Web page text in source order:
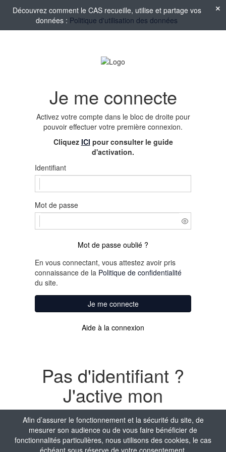
Afin d’assurer le fonctionnement et la sécurité du site, de
mesurer son audience ou de vous faire bénéficier de
fonctionnalités particulières, nous utilisons des cookies, le cas
échéant sous réserve de votre consentement.
Découvrez comment le CAS recueille, utilise et partage vos
données : Politique d'utilisation des données
Je me connecte
Activez votre compte dans le bloc de droite pour
pouvoir effectuer votre première connexion.
Cliquez ICI pour consulter le guide
d'activation.
Identifiant
Mot de passe
Mot de passe oublié ?
En vous connectant, vous attestez avoir pris
connaissance de la Politique de confidentialité
du site.
Je me connecte
Aide à la connexion
Pas d'identifiant ?
J'active mon
compte
Nom